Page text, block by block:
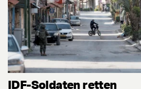
IDF-Soldaten retten